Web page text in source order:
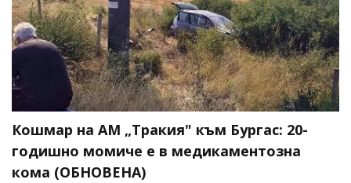
Кошмар на АМ „Тракия" към Бургас: 20-
годишно момиче е в медикаментозна
кома (ОБНОВЕНА)